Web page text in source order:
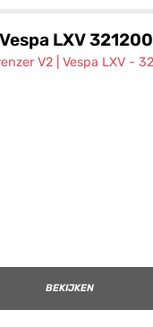
LXV 321200
BEKIJKEN